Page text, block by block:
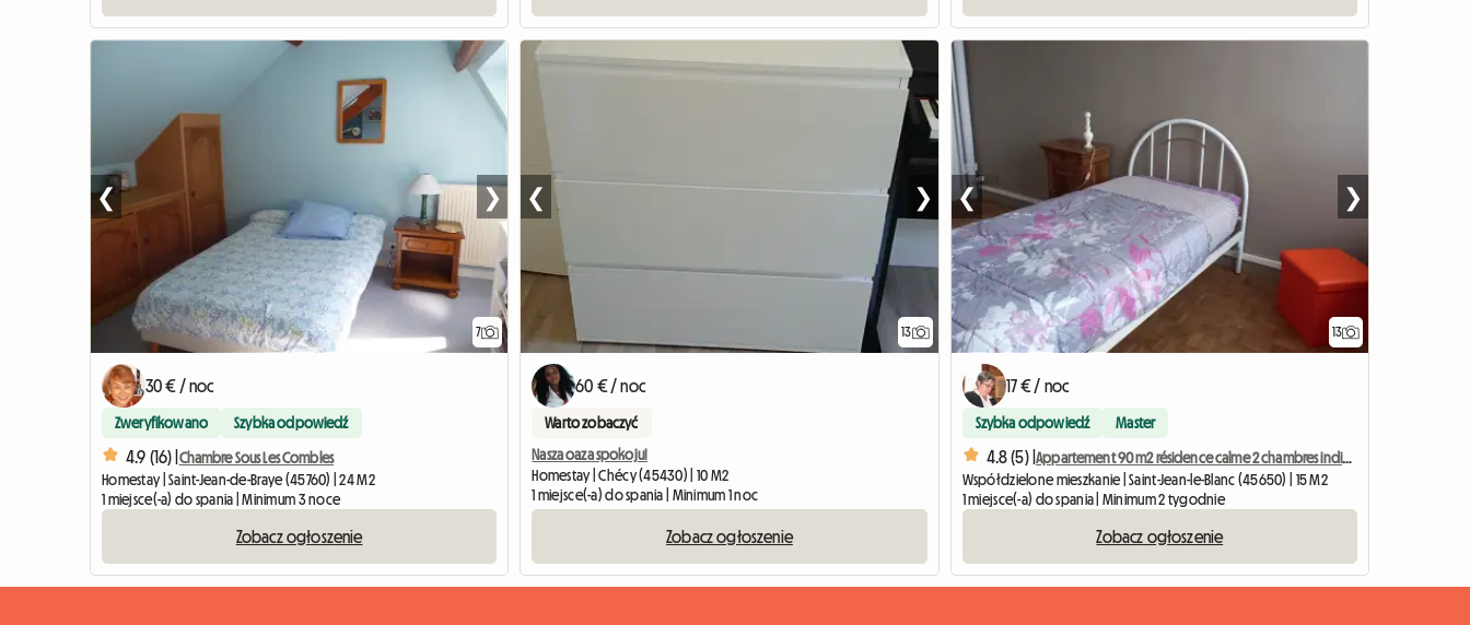
7
❮ ❯
30 € / noc
Zweryfikowano Szybka odpowiedź
4.9 (16) | Chambre Sous Les Combles
Homestay | Saint-Jean-de-Braye (45760) | 24 M2
1 miejsce(-a) do spania | Minimum 3 noce
Zobacz ogłoszenie
13
❮ ❯
60 € / noc
Warto zobaczyć
Nasza oaza spokoju!
Homestay | Chécy (45430) | 10 M2
1 miejsce(-a) do spania | Minimum 1 noc
Zobacz ogłoszenie
13
❮ ❯
17 € / noc
Szybka odpowiedź Master
4.8 (5) |
Appartement 90 m2 résidence calme 2 chambres individuelles
Współdzielone mieszkanie | Saint-Jean-le-Blanc (45650) | 15 M2
1 miejsce(-a) do spania | Minimum 2 tygodnie
Zobacz ogłoszenie